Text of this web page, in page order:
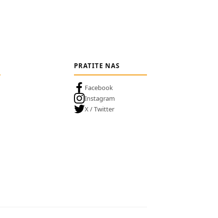
PRATITE NAS
Facebook
Instagram
X / Twitter